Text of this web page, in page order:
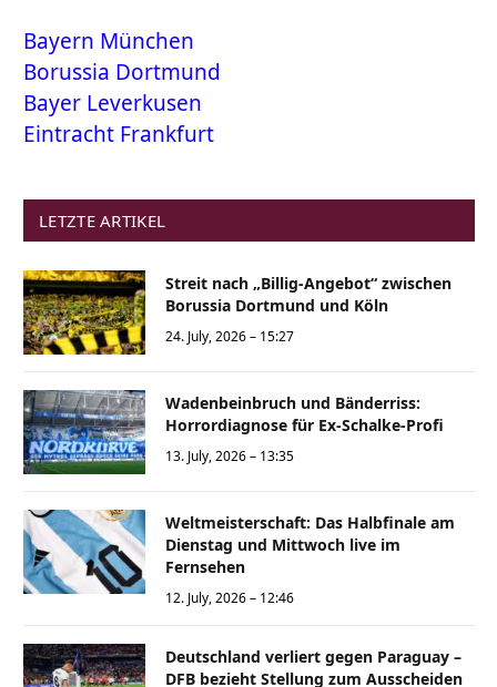
Bayern München
Borussia Dortmund
Bayer Leverkusen
Eintracht Frankfurt
LETZTE ARTIKEL
Streit nach „Billig-Angebot“ zwischen
Borussia Dortmund und Köln
24. July, 2026 – 15:27
Wadenbeinbruch und Bänderriss:
Horrordiagnose für Ex-Schalke-Profi
13. July, 2026 – 13:35
Weltmeisterschaft: Das Halbfinale am
Dienstag und Mittwoch live im
Fernsehen
12. July, 2026 – 12:46
Deutschland verliert gegen Paraguay –
DFB bezieht Stellung zum Ausscheiden